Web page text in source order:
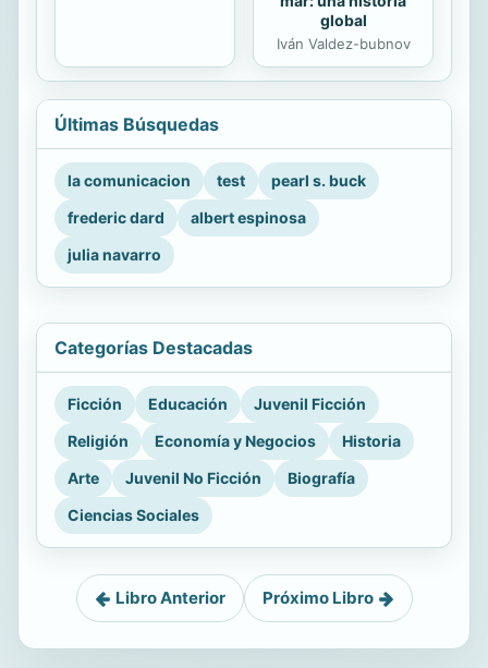
global
Iván Valdez-bubnov
Últimas Búsquedas
la comunicacion test
pearl s. buck
frederic dard
albert espinosa
julia navarro
Categorías Destacadas
Ficción Educación
Juvenil Ficción
Religión
Economía y Negocios
Historia
Arte
Juvenil No Ficción
Biografía
Ciencias Sociales
Libro Anterior Próximo Libro